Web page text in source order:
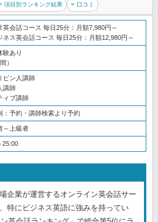
項目別ランキング結果 口コミ
英会話コース 毎日25分：月額7,980円～
ネス英会話コース 毎日25分：月額12,980円～
験あり
）
ピン人講師
講師
ィブ講師
：予約・講師検索より予約
～上級者
25:00
企業が運営するオンライン英会話サー
特にビジネス英語に強みを持ってい